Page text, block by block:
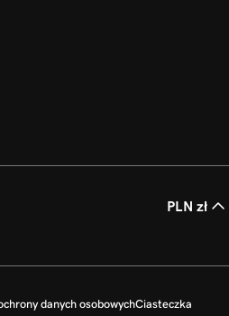
PLN zł
danych osobowychCiasteczka